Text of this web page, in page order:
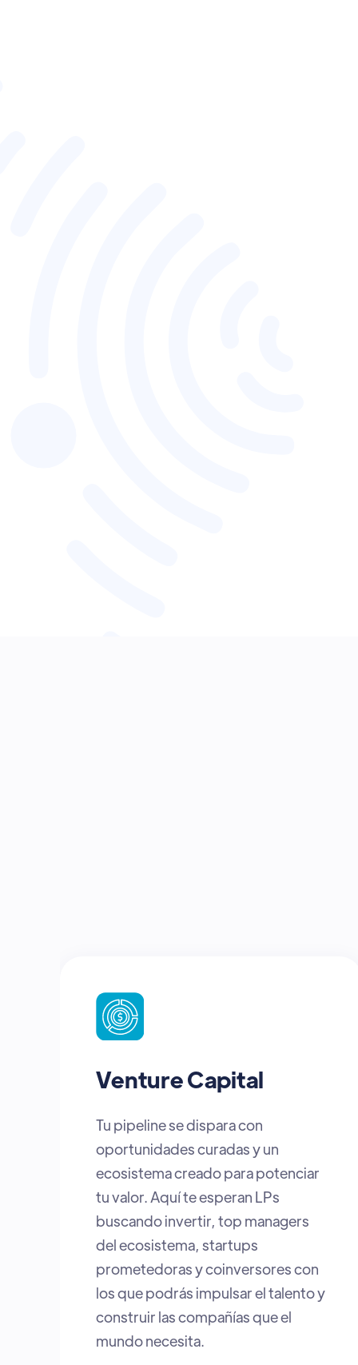
Corporate Venture
Una plataforma para encontrar
startups con soluciones que
transforman industrias. Es el
puente ideal para integrar
innovación, acelerar transferencia
tecnológica y detectar tendencias
que tu compañía puede aplicar hoy
para ganar ventaja competitiva.